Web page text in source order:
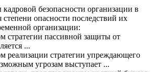
безопасности организации в
степени опасности последствий их
организации:
стратегии пассивной защиты от
...
реализации стратегии упреждающего
угрозам выступает ...